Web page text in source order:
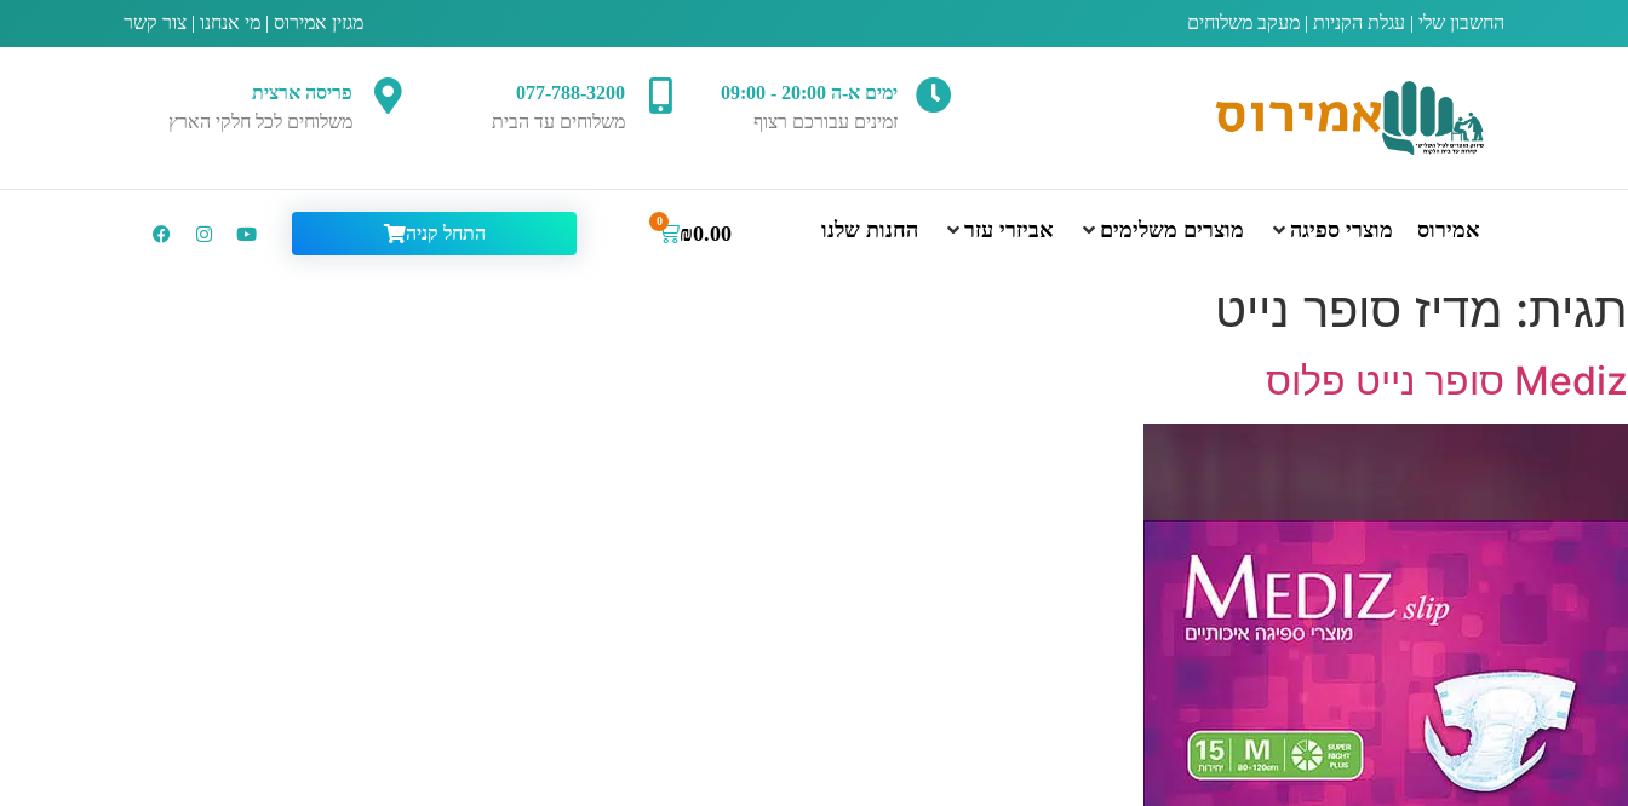
החשבון שלי | עגלת הקניות | מעקב משלוחים מגזין אמירוס | מי אנחנו | צור קשר
ימים א-ה 20:00 - 09:00
זמינים עבורכם רצוף
077-788-3200
משלוחים עד הבית
פריסה ארצית
משלוחים לכל חלקי הארץ
אמירוס מוצרי ספיגה מוצרים משלימים אביזרי עזר החנות שלנו ₪0.00
0
התחל קניה
תגית: מדיז סופר נייט
Mediz סופר נייט פלוס